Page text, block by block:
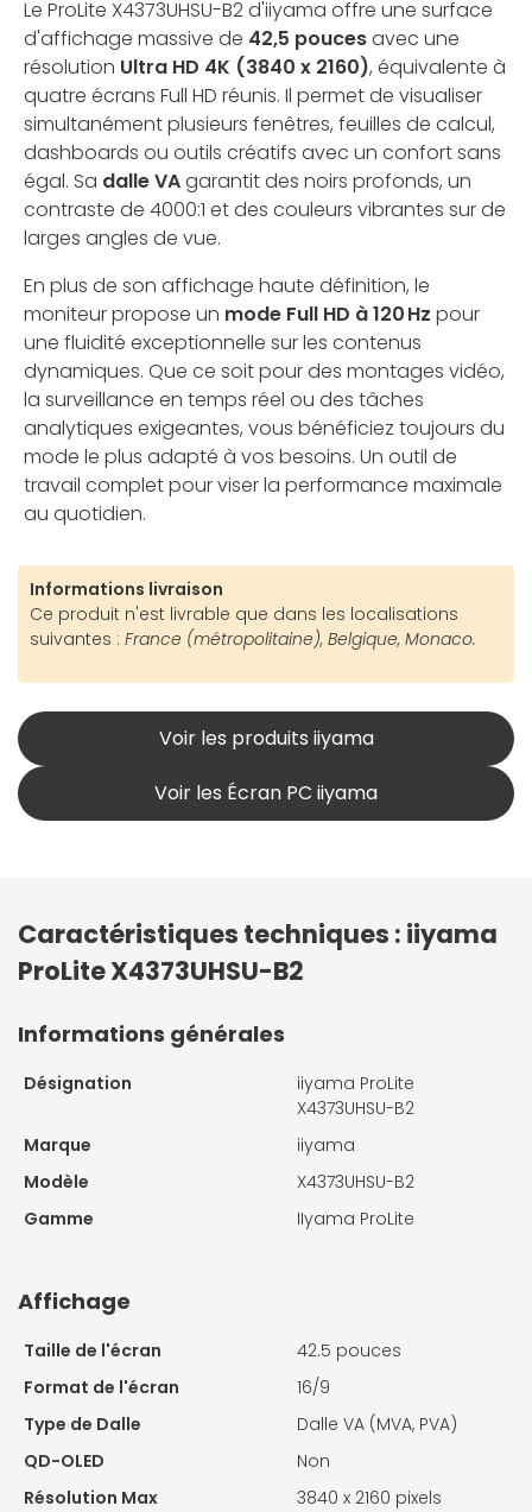
Le ProLite X4373UHSU-B2 d'iiyama offre une surface
d'affichage massive de 42,5 poucesavec une
résolution Ultra HD 4K (3840 x 2160), équivalente à
quatre écrans Full HD réunis. Il permet de visualiser
simultanément plusieurs fenêtres, feuilles de calcul,
dashboards ou outils créatifs avec un confort sans
égal. Sa dalle VAgarantit des noirs profonds, un
contraste de 4000:1 et des couleurs vibrantes sur de
larges angles de vue.
En plus de son affichage haute définition, le
moniteur propose un mode Full HD à 120 Hz pour
une fluidité exceptionnelle sur les contenus
dynamiques. Que ce soit pour des montages vidéo,
la surveillance en temps réel ou des tâches
analytiques exigeantes, vous bénéficiez toujours du
mode le plus adapté à vos besoins. Un outil de
travail complet pour viser la performance maximale
au quotidien.
Informations livraison
Ce produit n'est livrable que dans les localisations
suivantes : France (métropolitaine), Belgique, Monaco.
Voir les produits iiyama
Voir les Écran PC iiyama
Caractéristiques techniques : iiyama
ProLite X4373UHSU-B2
Informations générales
Désignation
iiyama ProLite
X4373UHSU-B2
Marque
iiyama
Modèle
X4373UHSU-B2
Gamme
IIyama ProLite
Affichage
Taille de l'écran
42.5 pouces
Format de l'écran
16/9
Type de Dalle
Dalle VA (MVA, PVA)
QD-OLED
Non
Résolution Max
3840 x 2160 pixels